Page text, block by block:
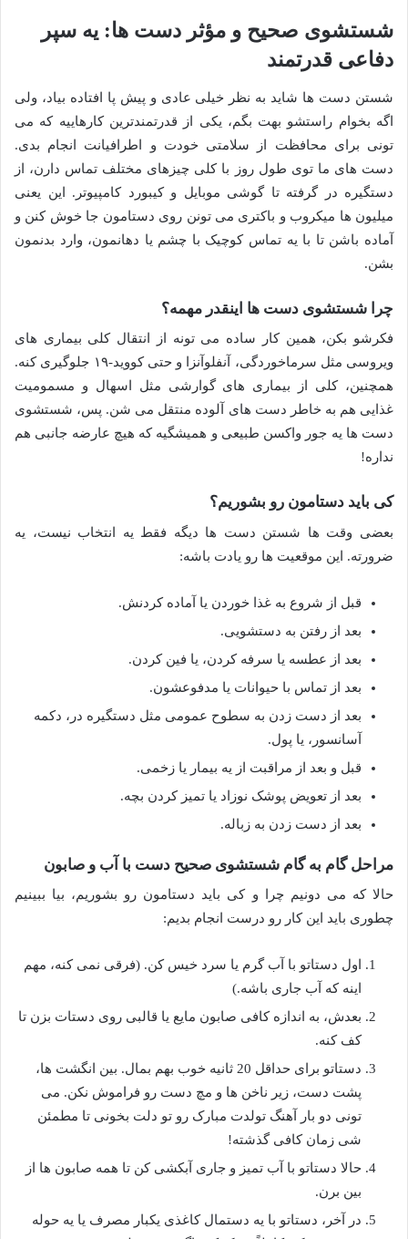
شستشوی صحیح و مؤثر دست ها: یه سپر
دفاعی قدرتمند
شستن دست ها شاید به نظر خیلی عادی و پیش پا افتاده بیاد، ولی
اگه بخوام راستشو بهت بگم، یکی از قدرتمندترین کارهاییه که می
تونی برای محافظت از سلامتی خودت و اطرافیانت انجام بدی.
دست های ما توی طول روز با کلی چیزهای مختلف تماس دارن، از
دستگیره در گرفته تا گوشی موبایل و کیبورد کامپیوتر. این یعنی
میلیون ها میکروب و باکتری می تونن روی دستامون جا خوش کنن و
آماده باشن تا با یه تماس کوچیک با چشم یا دهانمون، وارد بدنمون
بشن.
چرا شستشوی دست ها اینقدر مهمه؟
فکرشو بکن، همین کار ساده می تونه از انتقال کلی بیماری های
ویروسی مثل سرماخوردگی، آنفلوآنزا و حتی کووید-۱۹ جلوگیری کنه.
همچنین، کلی از بیماری های گوارشی مثل اسهال و مسمومیت
غذایی هم به خاطر دست های آلوده منتقل می شن. پس، شستشوی
دست ها یه جور واکسن طبیعی و همیشگیه که هیچ عارضه جانبی هم
نداره!
کی باید دستامون رو بشوریم؟
بعضی وقت ها شستن دست ها دیگه فقط یه انتخاب نیست، یه
ضرورته. این موقعیت ها رو یادت باشه:
قبل از شروع به غذا خوردن یا آماده کردنش.
بعد از رفتن به دستشویی.
بعد از عطسه یا سرفه کردن، یا فین کردن.
بعد از تماس با حیوانات یا مدفوعشون.
بعد از دست زدن به سطوح عمومی مثل دستگیره در، دکمه
آسانسور، یا پول.
قبل و بعد از مراقبت از یه بیمار یا زخمی.
بعد از تعویض پوشک نوزاد یا تمیز کردن بچه.
بعد از دست زدن به زباله.
مراحل گام به گام شستشوی صحیح دست با آب و صابون
حالا که می دونیم چرا و کی باید دستامون رو بشوریم، بیا ببینیم
چطوری باید این کار رو درست انجام بدیم:
اول دستاتو با آب گرم یا سرد خیس کن. (فرقی نمی کنه، مهم
اینه که آب جاری باشه.)
بعدش، به اندازه کافی صابون مایع یا قالبی روی دستات بزن تا
کف کنه.
دستاتو برای حداقل 20 ثانیه خوب بهم بمال. بین انگشت ها،
پشت دست، زیر ناخن ها و مچ دست رو فراموش نکن. می
تونی دو بار آهنگ تولدت مبارک رو تو دلت بخونی تا مطمئن
شی زمان کافی گذشته!
حالا دستاتو با آب تمیز و جاری آبکشی کن تا همه صابون ها از
بین برن.
در آخر، دستاتو با یه دستمال کاغذی یکبار مصرف یا یه حوله